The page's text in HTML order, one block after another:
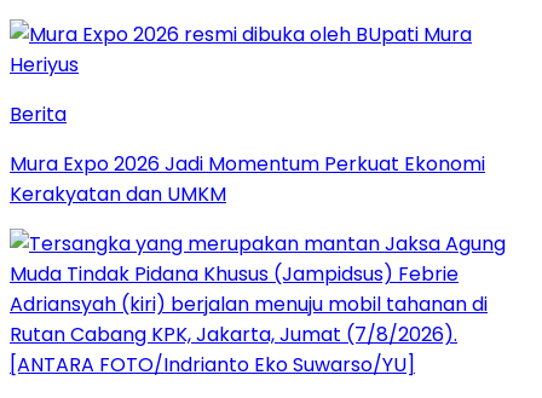
Berita
Mura Expo 2026 Jadi Momentum Perkuat Ekonomi
Kerakyatan dan UMKM